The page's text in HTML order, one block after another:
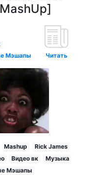
Мэшапы Читать
Mashup
Rick James
Видео вк
Музыка
Мэшапы